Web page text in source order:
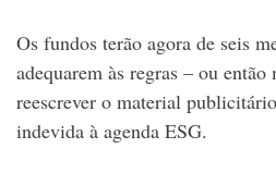
Os fundos terão agora de seis
adequarem às regras – ou então
reescrever o material
indevida à agenda ESG.